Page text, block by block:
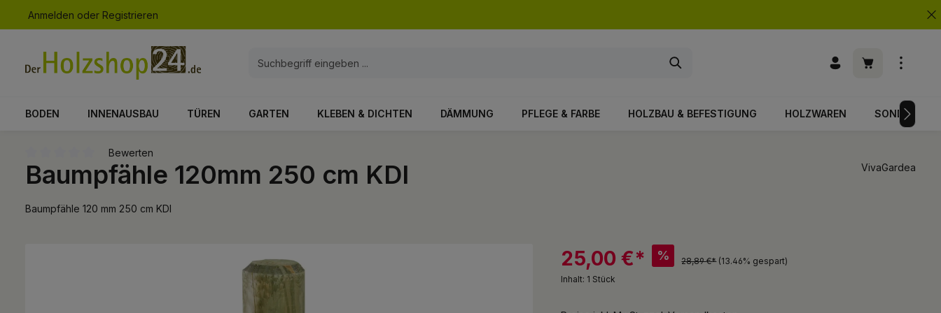
Zur Hauptnavigation springen
Anmelden oder Registrieren
Warenkorb
BODEN INNENAUSBAU TÜREN GARTEN KLEBEN & DICHTEN DÄMMUNG PFLEGE & FARBE HOLZBAU & BEFESTIGUNG HOLZWAREN
Durchschnittliche Bewertung von 0 von 5 Sternen
Bewerten
Baumpfähle 120mm 250 cm KDI VivaGardea
Baumpfähle 120 mm 250 cm KDI
25,00 €* % 28,89 €* (13.46% gespart)
Inhalt: 1 Stück